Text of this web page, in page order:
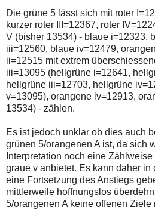
einmal.
Sollte
das
Problem
weiterbestehen
bitte
ich
um
Kontaktaufnahme
per
Mail
elliottwellen@online.de.
Bis
zur
Lösung
des
Problems
sind
die
Post
Die grüne 5 lässt sich mit roter
kurzer roter III=12367, roter
V (bisher 13534) - blaue i=12323,
iii=12560, blaue iv=12479,
ii=12515 mit extrem
iii=13095 (hellgrüne i=12641,
hellgrüne iii=12703, hellgrüne
v=13095), orangene iv=12913,
13534) - zählen.
Es ist jedoch unklar ob dies auch
grünen 5/orangenen A ist, da sich
Interpretation noch eine
graue v anbietet. Es kann daher
eine Fortsetzung des Anstiegs
mittlerweile hoffnungslos
5/orangenen A keine offenen Ziele